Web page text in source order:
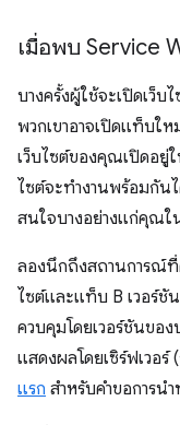
เมื่อพบ Service
บางครั้งผู้ใช้จะเปิดเว็
พวกเขาอาจเปิดแท็บใ
เว็บไซต์ของคุณเปิดอ
ไซต์จะทำงานพร้อมกัน
สนใจบางอย่างแก่คุณ
ลองนึกถึงสถานการณ์ที่
ไซต์และแท็บ B เวอร์ชั
ควบคุมโดยเวอร์ชันขอ
แสดงผลโดยเซิร์ฟเวอร์
แรก สำหรับคำขอการน